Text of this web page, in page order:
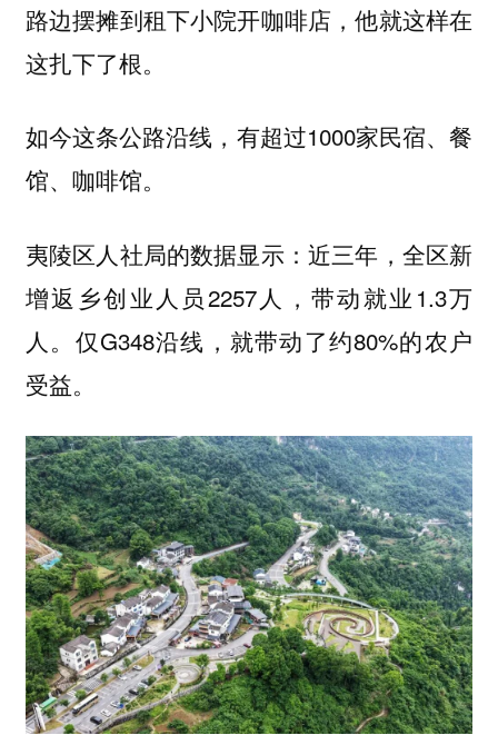
路边摆摊到租下小院开咖啡店，他就这样在
这扎下了根。
如今这条公路沿线，有超过1000家民宿、餐
馆、咖啡馆。
夷陵区人社局的数据显示：近三年，全区新
增返乡创业人员2257人，带动就业1.3万
人。仅G348沿线，就带动了约80%的农户
受益。